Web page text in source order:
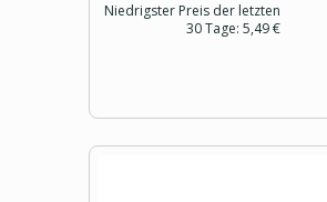
Niedrigster Preis der letzten
30 Tage: 5,49 €